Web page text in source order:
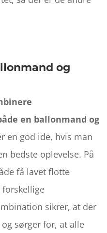
og
en ballonmand og
en god ide, hvis man
bedste oplevelse. På
få lavet flotte
sikrer, at der
sørger for, at alle